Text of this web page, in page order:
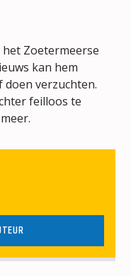
Zoetermeerse
kan hem
verzuchten.
feilloos te